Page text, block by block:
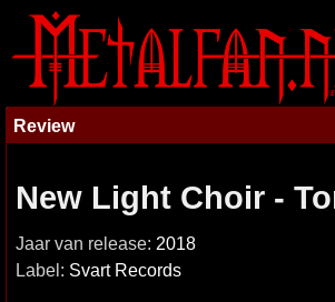
Review
New Light Choir -
Jaar van release: 2018
Label: Svart Records